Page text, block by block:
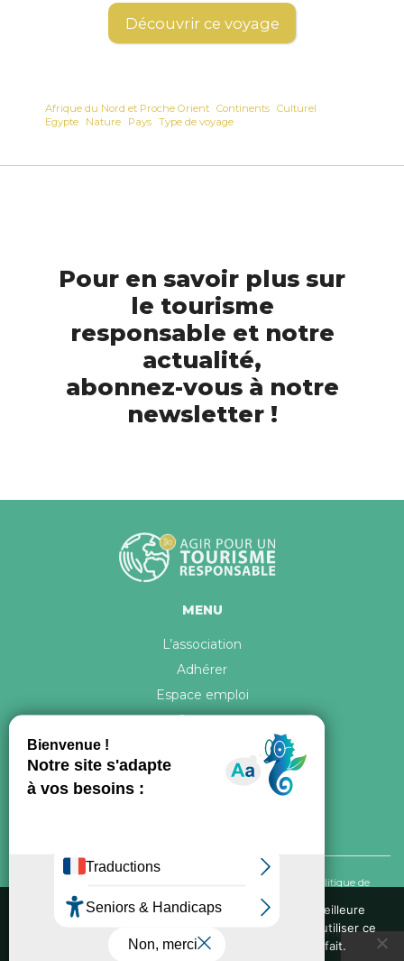
Découvrir ce voyage
Afrique du Nord et Proche Orient Continents Culturel
Egypte
Nature Pays Type de voyage
Pour en savoir plus sur
le tourisme
responsable et notre
actualité,
abonnez-vous à notre
newsletter !
MENU
L’association
Adhérer
Espace emploi
Contact
Politique de
confidentialité
Conception graphique, iconographie et développement de ce site réalisés par
Nous utilisons des cookies pour vous garantir la meilleure
expérience sur notre site web. Si vous continuez à utiliser ce
site, nous supposerons que vous en êtes satisfait.